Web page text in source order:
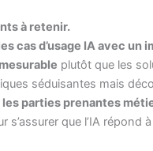
à retenir.
cas d’usage IA avec un
plutôt que les
séduisantes mais
les parties prenantes
s’assurer que l’IA répond